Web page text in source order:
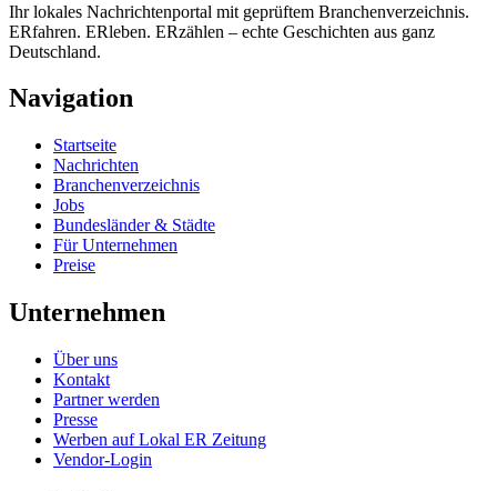
Ihr lokales Nachrichtenportal mit geprüftem Branchenverzeichnis.
ERfahren. ERleben. ERzählen – echte Geschichten aus ganz
Deutschland.
Navigation
Startseite
Nachrichten
Branchenverzeichnis
Jobs
Bundesländer & Städte
Für Unternehmen
Preise
Unternehmen
Über uns
Kontakt
Partner werden
Presse
Werben auf Lokal ER Zeitung
Vendor-Login